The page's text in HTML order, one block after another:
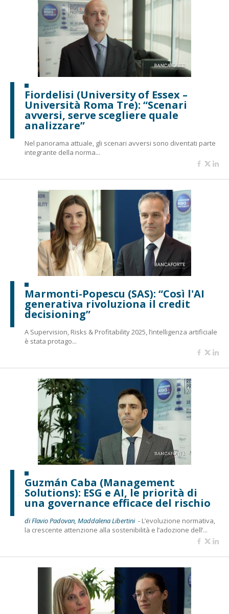
Fiordelisi (University of Essex –
Università Roma Tre): “Scenari
avversi, serve scegliere quale
analizzare”
Nel panorama attuale, gli scenari avversi sono diventati parte
integrante della norma...
Marmonti-Popescu (SAS): “Così l'AI
generativa rivoluziona il credit
decisioning”
A Supervision, Risks & Profitability 2025, l’intelligenza artificiale
è stata protago...
Guzmán Caba (Management
Solutions): ESG e AI, le priorità di
una governance efficace del rischio
di Flavio Padovan, Maddalena Libertini - L’evoluzione normativa,
la crescente attenzione alla sostenibilità e l’adozione dell’...